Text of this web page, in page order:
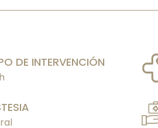
DE INTERVENCIÓN